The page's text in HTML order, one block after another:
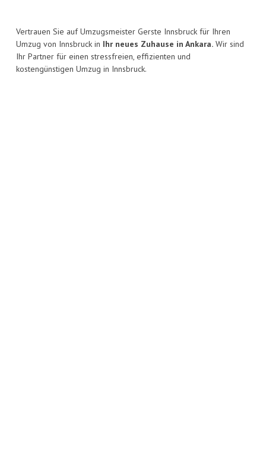
Vertrauen Sie auf Umzugsmeister Gerste Innsbruck für Ihren
Umzug von Innsbruck in Ihr neues Zuhause in Ankara. Wir sind
Ihr Partner für einen stressfreien, effizienten und
kostengünstigen Umzug in Innsbruck.